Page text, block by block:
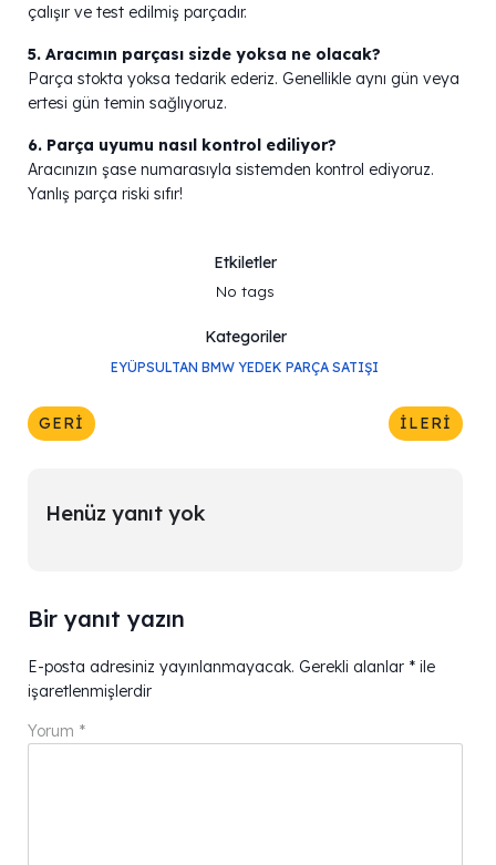
çalışır ve test edilmiş parçadır.
5. Aracımın parçası sizde yoksa ne olacak?
Parça stokta yoksa tedarik ederiz. Genellikle aynı gün veya
ertesi gün temin sağlıyoruz.
6. Parça uyumu nasıl kontrol ediliyor?
Aracınızın şase numarasıyla sistemden kontrol ediyoruz.
Yanlış parça riski sıfır!
Etkiletler
No tags
Kategoriler
EYÜPSULTAN BMW YEDEK PARÇA SATIŞI
GERI İLERI
Henüz yanıt yok
Bir yanıt yazın
E-posta adresiniz yayınlanmayacak. Gerekli alanlar * ile
işaretlenmişlerdir
Yorum *